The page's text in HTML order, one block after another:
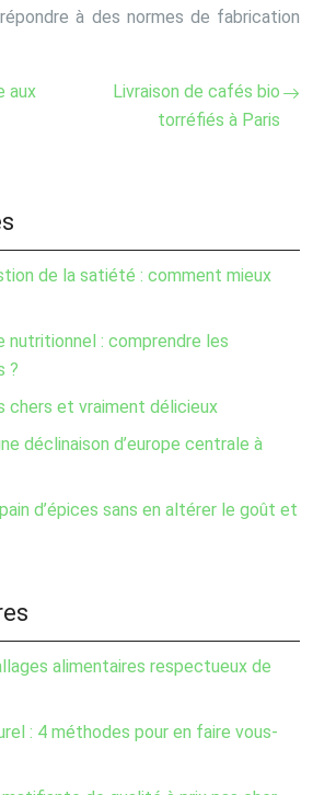
à des normes de fabrication
aux
Livraison de cafés bio
torréfiés à Paris
de la satiété : comment mieux
: comprendre les
?
chers et vraiment délicieux
déclinaison d’europe centrale à
d’épices sans en altérer le goût et
alimentaires respectueux de
: 4 méthodes pour en faire vous-